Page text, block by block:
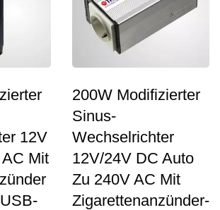
12V
Mit
200W Modifizierter
Sinus-
Wechselrichter
12V/24V DC Auto
Zu 240V AC Mit
Zigarettenanzünder-